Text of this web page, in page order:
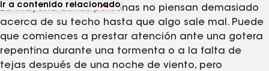
Ir a contenido relacionado
Ver artículos relacionados
La mayoría de las personas no piensan demasiado
acerca de su techo hasta que algo sale mal. Puede
que comiences a prestar atención ante una gotera
repentina durante una tormenta o a la falta de
tejas después de una noche de viento, pero